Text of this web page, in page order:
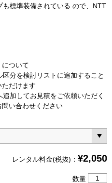
標準装備されている ので、NTT
ついて
区分を検討リストに追加すること
だけます
追加してお見積をご依頼いただく
問い合わせください
レンタル料金(税抜)： ¥2,050
数量